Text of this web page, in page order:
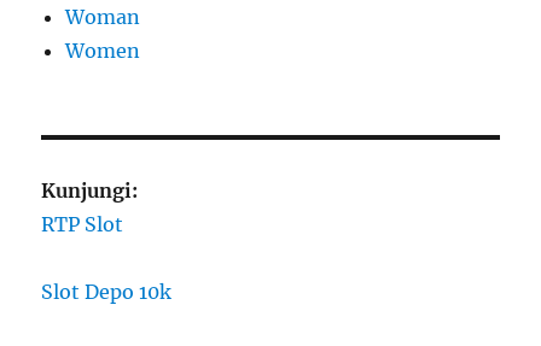
Woman
Women
Kunjungi:
RTP Slot
Slot Depo 10k